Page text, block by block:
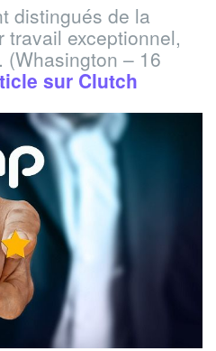
distingués de la
exceptionnel,
– 16
sur Clutch